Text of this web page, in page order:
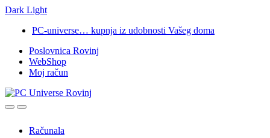
Dark Light
navigation
content
PC-universe… kupnja iz udobnosti Vašeg doma
Poslovnica Rovinj
WebShop
Moj račun
OpenClose
Računala